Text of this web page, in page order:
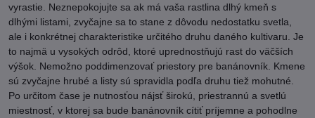
vyrastie. Neznepokojujte sa ak má vaša rastlina dlhý kmeň s
dlhými listami, zvyčajne sa to stane z dôvodu nedostatku svetla,
ale i konkrétnej charakteristike určitého druhu daného kultivaru. Je
to najmä u vysokých odrôd, ktoré uprednostňujú rast do väčších
výšok. Nemožno poddimenzovať priestory pre banánovník. Kmene
sú zvyčajne hrubé a listy sú spravidla podľa druhu tiež mohutné.
Po určitom čase je nutnosťou nájsť širokú, priestrannú a svetlú
miestnosť, v ktorej sa bude banánovník cítiť príjemne a pohodlne